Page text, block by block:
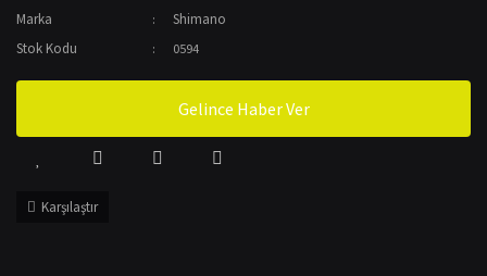
Marka
Shimano
Stok Kodu
0594
Gelince Haber Ver
Karşılaştır